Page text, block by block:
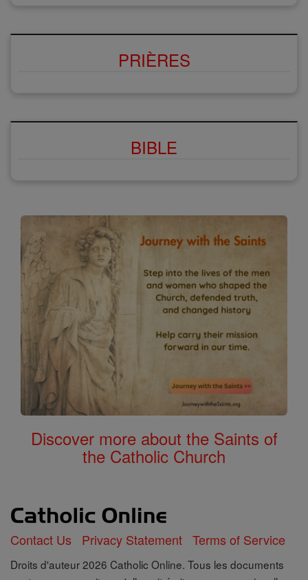
PRIÈRES
BIBLE
Discover more about the Saints of
the Catholic Church
Contact Us Privacy Statement Terms of Service
Droits d'auteur 2026 Catholic Online. Tous les documents